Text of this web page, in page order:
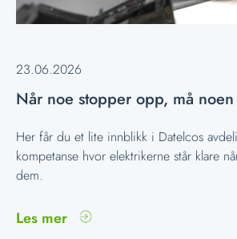
23.06.2026
Når noe stopper opp, må
Her får du et lite innblikk i Datelcos
kompetanse hvor elektrikerne står klare
dem.
Les mer